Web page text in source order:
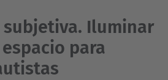
Iluminar
para